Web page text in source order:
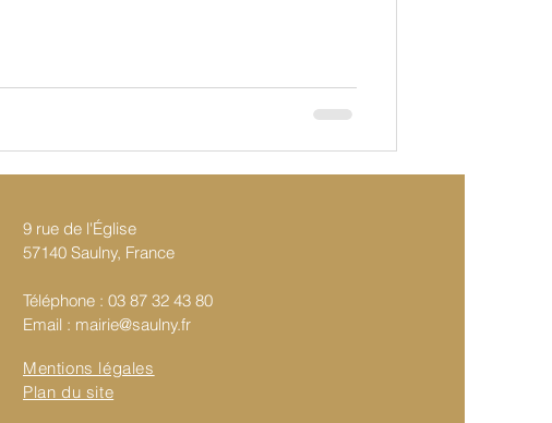
9 rue de l'Église
57140 Saulny, France
Téléphone : 03 87 32 43 80
Email : mairie@saulny.fr
Mentions légales
Plan du site